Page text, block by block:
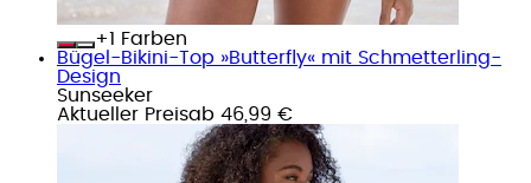
+
Farben
Bügel-Bikini-Top »Butterfly« mit Schmetterling-
Design
Sunseeker
Aktueller Preisab 46,99 €